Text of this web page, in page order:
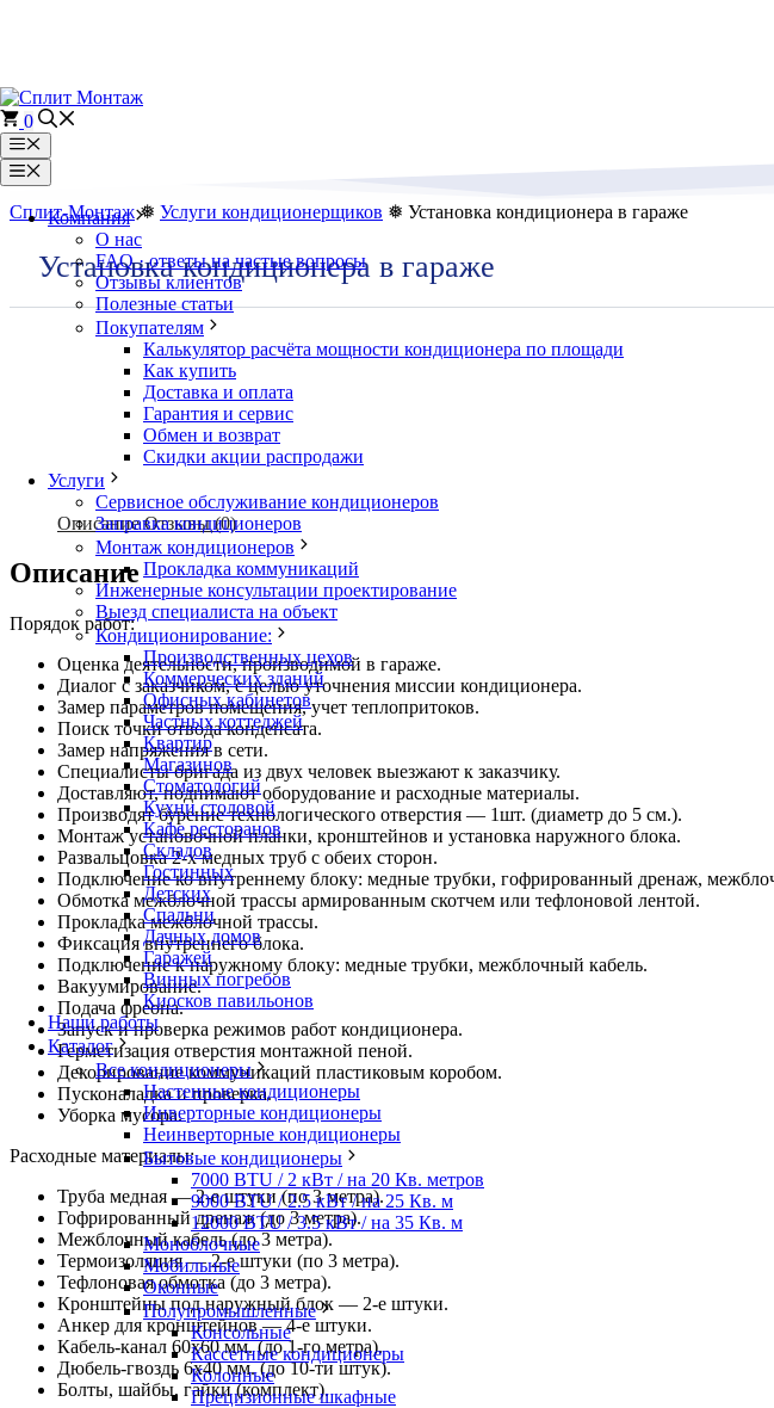
0
Меню
Меню
Компания
О нас
FAQ · ответы на частые вопросы
Отзывы клиентов
Полезные статьи
Покупателям
Калькулятор расчёта мощности кондиционера по площади
Как купить
Доставка и оплата
Гарантия и сервис
Обмен и возврат
Скидки акции распродажи
Услуги
Сервисное обслуживание кондиционеров
Заправка кондиционеров
Монтаж кондиционеров
Прокладка коммуникаций
Инженерные консультации проектирование
Выезд специалиста на объект
Кондиционирование:
Производственных цехов
Коммерческих зданий
Офисных кабинетов
Частных коттеджей
Квартир
Магазинов
Стоматологий
Кухни столовой
Кафе ресторанов
Складов
Гостинных
Детских
Спальни
Дачных домов
Гаражей
Винных погребов
Киосков павильонов
Наши работы
Каталог
Все кондиционеры
Настенные кондиционеры
Инверторные кондиционеры
Неинверторные кондиционеры
Бытовые кондиционеры
7000 BTU / 2 кВт / на 20 Кв. метров
9000 BTU / 2.5 кВт / на 25 Кв. м
12000 BTU / 3.5 кВт / на 35 Кв. м
Моноблочные
Мобильные
Оконные
Полупромышленные
Консольные
Кассетные кондиционеры
Колонные
Прецизионные шкафные
Сплит-Монтаж❅ Услуги кондиционерщиков ❅ Установка кондиционера в гараже
Установка кондиционера в гараже
Описание Отзывы (0)
Описание
Порядок работ:
Оценка деятельности, производимой в гараже.
Диалог с заказчиком, с целью уточнения миссии кондиционера.
Замер параметров помещения, учет теплопритоков.
Поиск точки отвода конденсата.
Замер напряжения в сети.
Специалисты бригада из двух человек выезжают к заказчику.
Доставляют, поднимают оборудование и расходные материалы.
Производят бурение технологического отверстия — 1шт. (диаметр до 5 см.).
Монтаж установочной планки, кронштейнов и установка наружного блока.
Развальцовка 2-х медных труб с обеих сторон.
Подключение ко внутреннему блоку: медные трубки, гофрированный дренаж,
Обмотка межблочной трассы армированным скотчем или тефлоновой лентой.
Прокладка межблочной трассы.
Фиксация внутреннего блока.
Подключение к наружному блоку: медные трубки, межблочный кабель.
Вакуумирование.
Подача фреона.
Запуск и проверка режимов работ кондиционера.
Герметизация отверстия монтажной пеной.
Декорирование коммуникаций пластиковым коробом.
Пусконаладка и проверка.
Уборка мусора.
Расходные материалы:
Труба медная — 2-е штуки (по 3 метра).
Гофрированный дренаж (до 3 метра).
Межблочный кабель (до 3 метра).
Термоизоляция — 2-е штуки (по 3 метра).
Тефлоновая обмотка (до 3 метра).
Кронштейны под наружный блок — 2-е штуки.
Анкер для кронштейнов — 4-е штуки.
Кабель-канал 60х60 мм. (до 1-го метра).
Дюбель-гвоздь 6х40 мм. (до 10-ти штук).
Болты, шайбы, гайки (комплект).